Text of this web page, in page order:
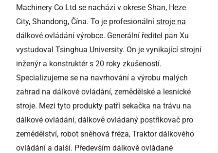
Machinery Co Ltdse nachází v okrese Shan, Heze
City, Shandong, Čína. To je profesionálnístroje na
dálkové ovládání výrobce. Generální ředitel pan Xu
vystudoval Tsinghua University. On je vynikající strojní
inženýr a konstruktér s 20 roky zkušeností.
Specializujeme se na navrhování a výrobu malých
zahrad na dálkové ovládání, zemědělské a lesnické
stroje. Mezi tyto produkty patří sekačka na trávu na
dálkové ovládání, dálkově ovládaný postřikovač pro
zemědělství, robot sněhová fréza, Traktor dálkového
ovládání a další. Především dálkově ovládané